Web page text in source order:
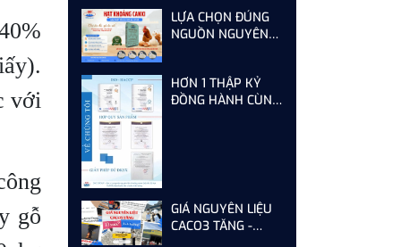
với
gỗ
LỰA CHỌN ĐÚNG
NGUỒN NGUYÊN
TỐI ƯU CHO GÀ,
VỊT ĐẺ NĂNG SUẤT
HƠN 1 THẬP KỶ
ĐỒNG HÀNH CÙNG
GIÁ NGUYÊN LIỆU
CACO3 TĂNG -